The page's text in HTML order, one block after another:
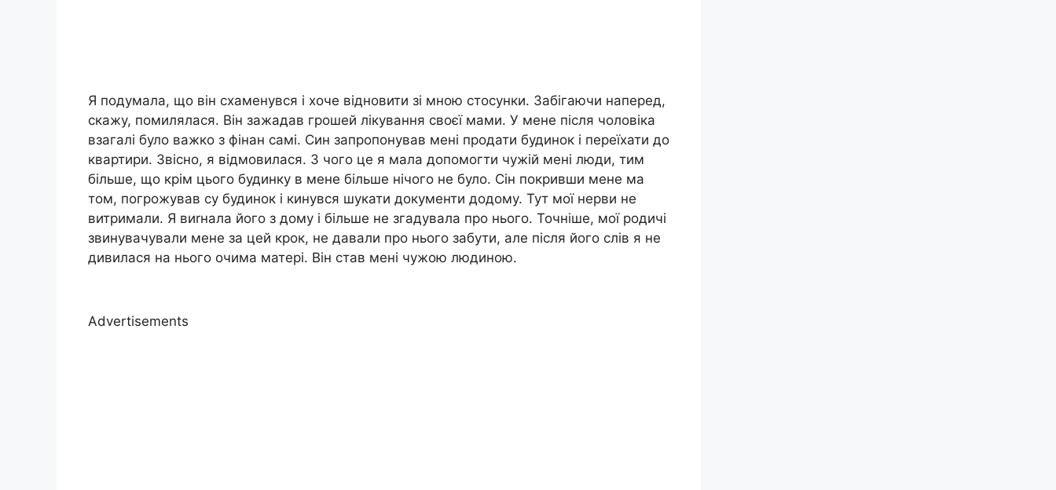
Я подумала, що він схаменувся і хоче відновити зі мною стосунки. Забігаючи наперед,
скажу, помилялася. Він зажадав грошей лікування своєї мами. У мене після чоловіка
взагалі було важко з фінан самі. Син запропонував мені продати будинок і переїхати до
квартири. Звісно, я відмовилася. З чого це я мала допомогти чужій мені люди, тим
більше, що крім цього будинку в мене більше нічого не було. Сін покривши мене ма
том, погрожував су будинок і кинувся шукати документи додому. Тут мої нерви не
витримали. Я виrнала його з дому і більше не згадувала про нього. Точніше, мої родичі
звинувачували мене за цей крок, не давали про нього забути, але після його слів я не
дивилася на нього очима матері. Він став мені чужою людиною.
Advertisements